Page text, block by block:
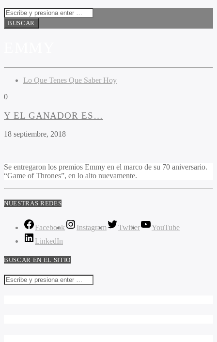
Lo Que Tenes Que Saber Hoy
0
Y EL GANADOR ES…
18 septiembre, 2018
Se entregaron los premios Emmy en el marco de su 70 aniversario.
“Game of Thrones”, en lo alto nuevamente.
NUESTRAS REDES
Facebook Instagram Twitter
YouTube
LinkedIn
BUSCAR EN EL SITIO